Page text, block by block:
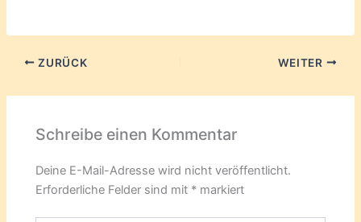
ZURÜCK WEITER
Schreibe einen Kommentar
Deine E-Mail-Adresse wird nicht veröffentlicht.
Erforderliche Felder sind mit * markiert